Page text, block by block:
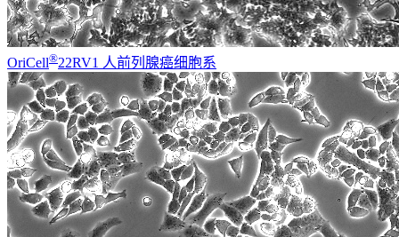
OriCell®22RV1 人前列腺癌细胞系